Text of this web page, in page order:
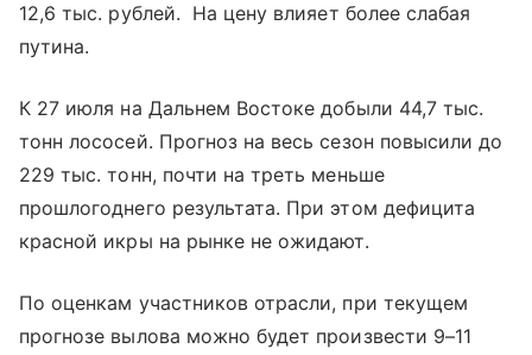
12,6 тыс. рублей. На цену влияет более слабая
путина.
К 27 июля на Дальнем Востоке добыли 44,7 тыс.
тонн лососей. Прогноз на весь сезон повысили до
229 тыс. тонн, почти на треть меньше
прошлогоднего результата. При этом дефицита
красной икры на рынке не ожидают.
По оценкам участников отрасли, при текущем
прогнозе вылова можно будет произвести 9–11